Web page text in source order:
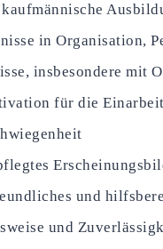
in Organisation,
insbesondere mit
für die
und
und